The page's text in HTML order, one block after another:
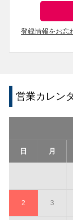
登録情報をお忘
営業カレン
日 月
2 3